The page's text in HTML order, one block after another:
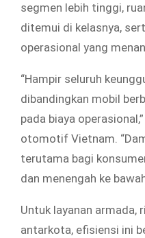
segmen lebih tinggi,
ditemui di kelasnya,
operasional yang
“Hampir seluruh
dibandingkan mobil
pada biaya
otomotif Vietnam.
terutama bagi
dan menengah ke
Untuk layanan armada,
antarkota, efisiensi ini